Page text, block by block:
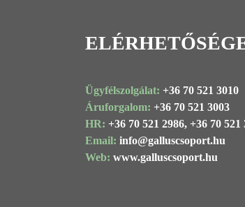
Ügyfélszolgálat: +36 70 521 3010
Áruforgalom: +36 70 521 3003
HR: +36 70 521 2986, +36 70 521
Email: info@galluscsoport.hu
Web: www.galluscsoport.hu